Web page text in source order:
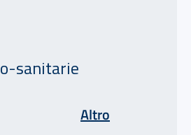
sanitarie
Altro